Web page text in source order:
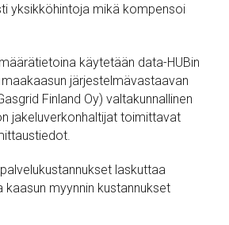
yksikköhintoja mikä kompensoi
käytetään data-HUBin
järjestelmävastaavan
Finland Oy) valtakunnallinen
jakeluverkonhaltijat toimittavat
laskuttaa
kaasun myynnin kustannukset